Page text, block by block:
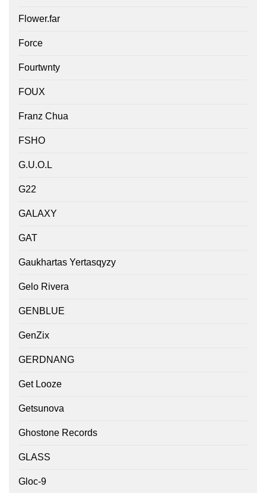
Flower.far
Force
Fourtwnty
FOUX
Franz Chua
FSHO
G.U.O.L
G22
GALAXY
GAT
Gaukhartas Yertasqyzy
Gelo Rivera
GENBLUE
GenZix
GERDNANG
Get Looze
Getsunova
Ghostone Records
GLASS
Gloc-9